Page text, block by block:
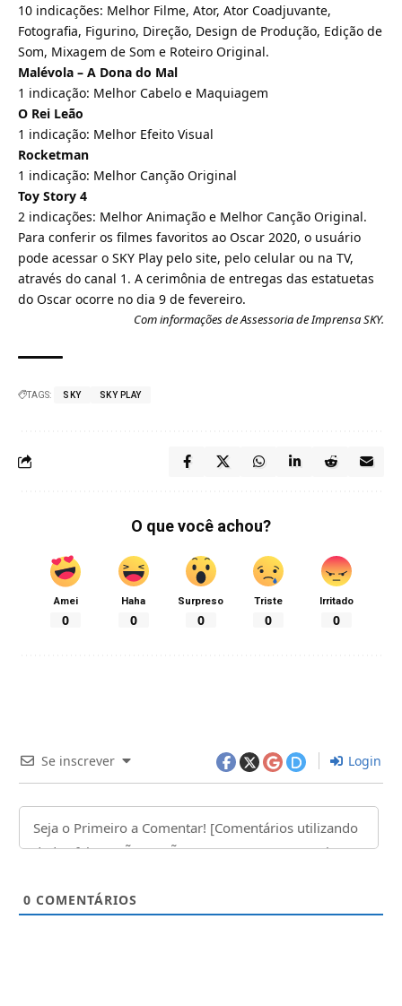
10 indicações: Melhor Filme, Ator, Ator Coadjuvante,
Fotografia, Figurino, Direção, Design de Produção, Edição de
Som, Mixagem de Som e Roteiro Original.
Malévola – A Dona do Mal
1 indicação: Melhor Cabelo e Maquiagem
O Rei Leão
1 indicação: Melhor Efeito Visual
Rocketman
1 indicação: Melhor Canção Original
Toy Story 4
2 indicações: Melhor Animação e Melhor Canção Original.
Para conferir os filmes favoritos ao Oscar 2020, o usuário
pode acessar o SKY Play pelo site, pelo celular ou na TV,
através do canal 1. A cerimônia de entregas das estatuetas
do Oscar ocorre no dia 9 de fevereiro.
Com informações de Assessoria de Imprensa SKY.
TAGS: SKY SKY PLAY
O que você achou?
Amei
0
Haha
0
Surpreso
0
Triste
0
Irritado
0
Se inscrever Login
0 COMENTÁRIOS